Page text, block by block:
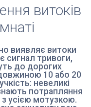
витоків
виявляє витоки
сигнал тривоги,
до дорогих
10 або 20
невеликі
потрапляння
з усією мотузкою.